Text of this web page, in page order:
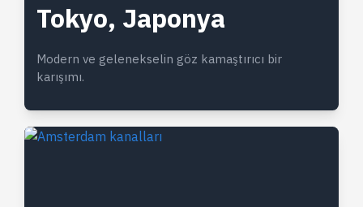
Tokyo, Japonya
Modern ve gelenekselin göz kamaştırıcı bir
karışımı.